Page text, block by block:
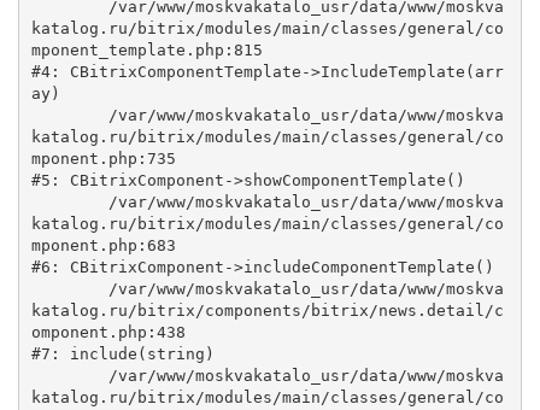
katalog.ru/bitrix/modules/main/classes/general/co
mponent_template.php:815
#4: CBitrixComponentTemplate->IncludeTemplate(arr
ay)
katalog.ru/bitrix/modules/main/classes/general/co
mponent.php:735
#5: CBitrixComponent->showComponentTemplate()
katalog.ru/bitrix/modules/main/classes/general/co
mponent.php:683
#6: CBitrixComponent->includeComponentTemplate()
katalog.ru/bitrix/components/bitrix/news.detail/c
omponent.php:438
#7: include(string)
katalog.ru/bitrix/modules/main/classes/general/co